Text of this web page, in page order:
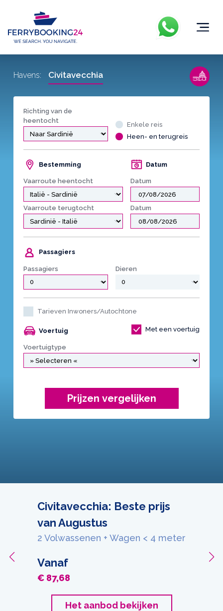
Richting van de
heentocht
Enkele reis
Heen- en terugreis
Bestemming
Vaarroute heentocht
Datum
Datum
Vaarroute terugtocht Datum
Passagiers
Passagiers Dieren
Tarieven Inwoners/Autochtone
Voertuig Met een voertuig
Voertuigtype
Prijzen vergelijken
Havens: Civitavecchia
Civitavecchia: Beste prijs
van Augustus
2 Volwassenen + Wagen < 4 meter
Vanaf
€ 87,68
Het aanbod bekijken